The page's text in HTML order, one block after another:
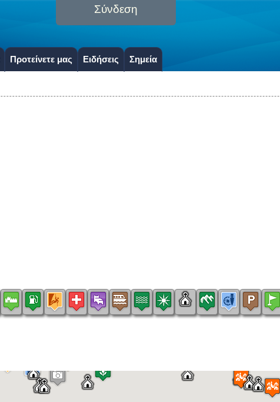
Σύνδεση
Προτείνετε μας Ειδήσεις Σημεία